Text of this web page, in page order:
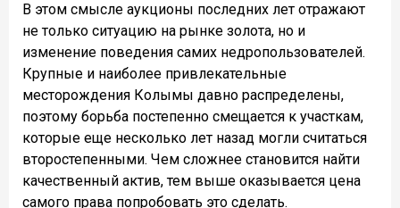
В этом смысле аукционы последних лет отражают
не только ситуацию на рынке золота, но и
изменение поведения самих недропользователей.
Крупные и наиболее привлекательные
месторождения Колымы давно распределены,
поэтому борьба постепенно смещается к участкам,
которые еще несколько лет назад могли считаться
второстепенными. Чем сложнее становится найти
качественный актив, тем выше оказывается цена
самого права попробовать это сделать.